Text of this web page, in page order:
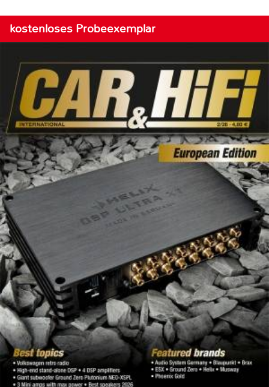
kostenloses Probeexemplar